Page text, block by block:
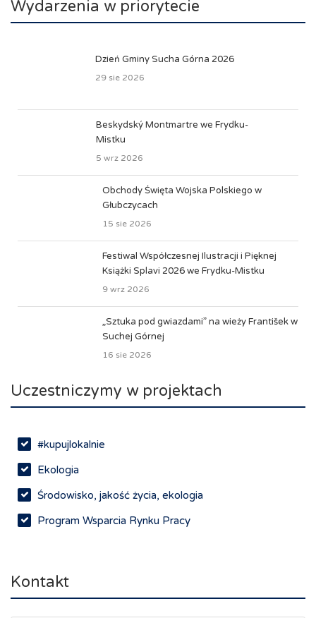
Wydarzenia w priorytecie
Dzień Gminy Sucha Górna 2026
29 sie 2026
Beskydský Montmartre we Frydku-
Mistku
5 wrz 2026
Obchody Święta Wojska Polskiego w
Głubczycach
15 sie 2026
Festiwal Współczesnej Ilustracji i Pięknej
Książki Splavi 2026 we Frydku-Mistku
9 wrz 2026
„Sztuka pod gwiazdami” na wieży František w
Suchej Górnej
16 sie 2026
Uczestniczymy w projektach
#kupujlokalnie
Ekologia
Środowisko, jakość życia, ekologia
Program Wsparcia Rynku Pracy
Spotkania branżowe
Kontakt